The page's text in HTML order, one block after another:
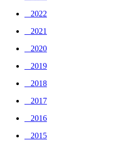
_ 2022
_ 2021
_ 2020
_ 2019
_ 2018
_ 2017
_ 2016
_ 2015